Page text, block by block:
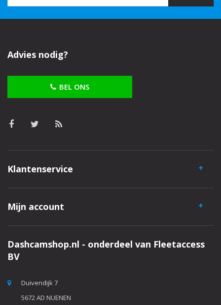
Advies nodig?
BEL ONS
Klantenservice
Mijn account
Dashcamshop.nl - onderdeel van Fleetaccess
BV
Duivendijk 7
5672 AD NUENEN